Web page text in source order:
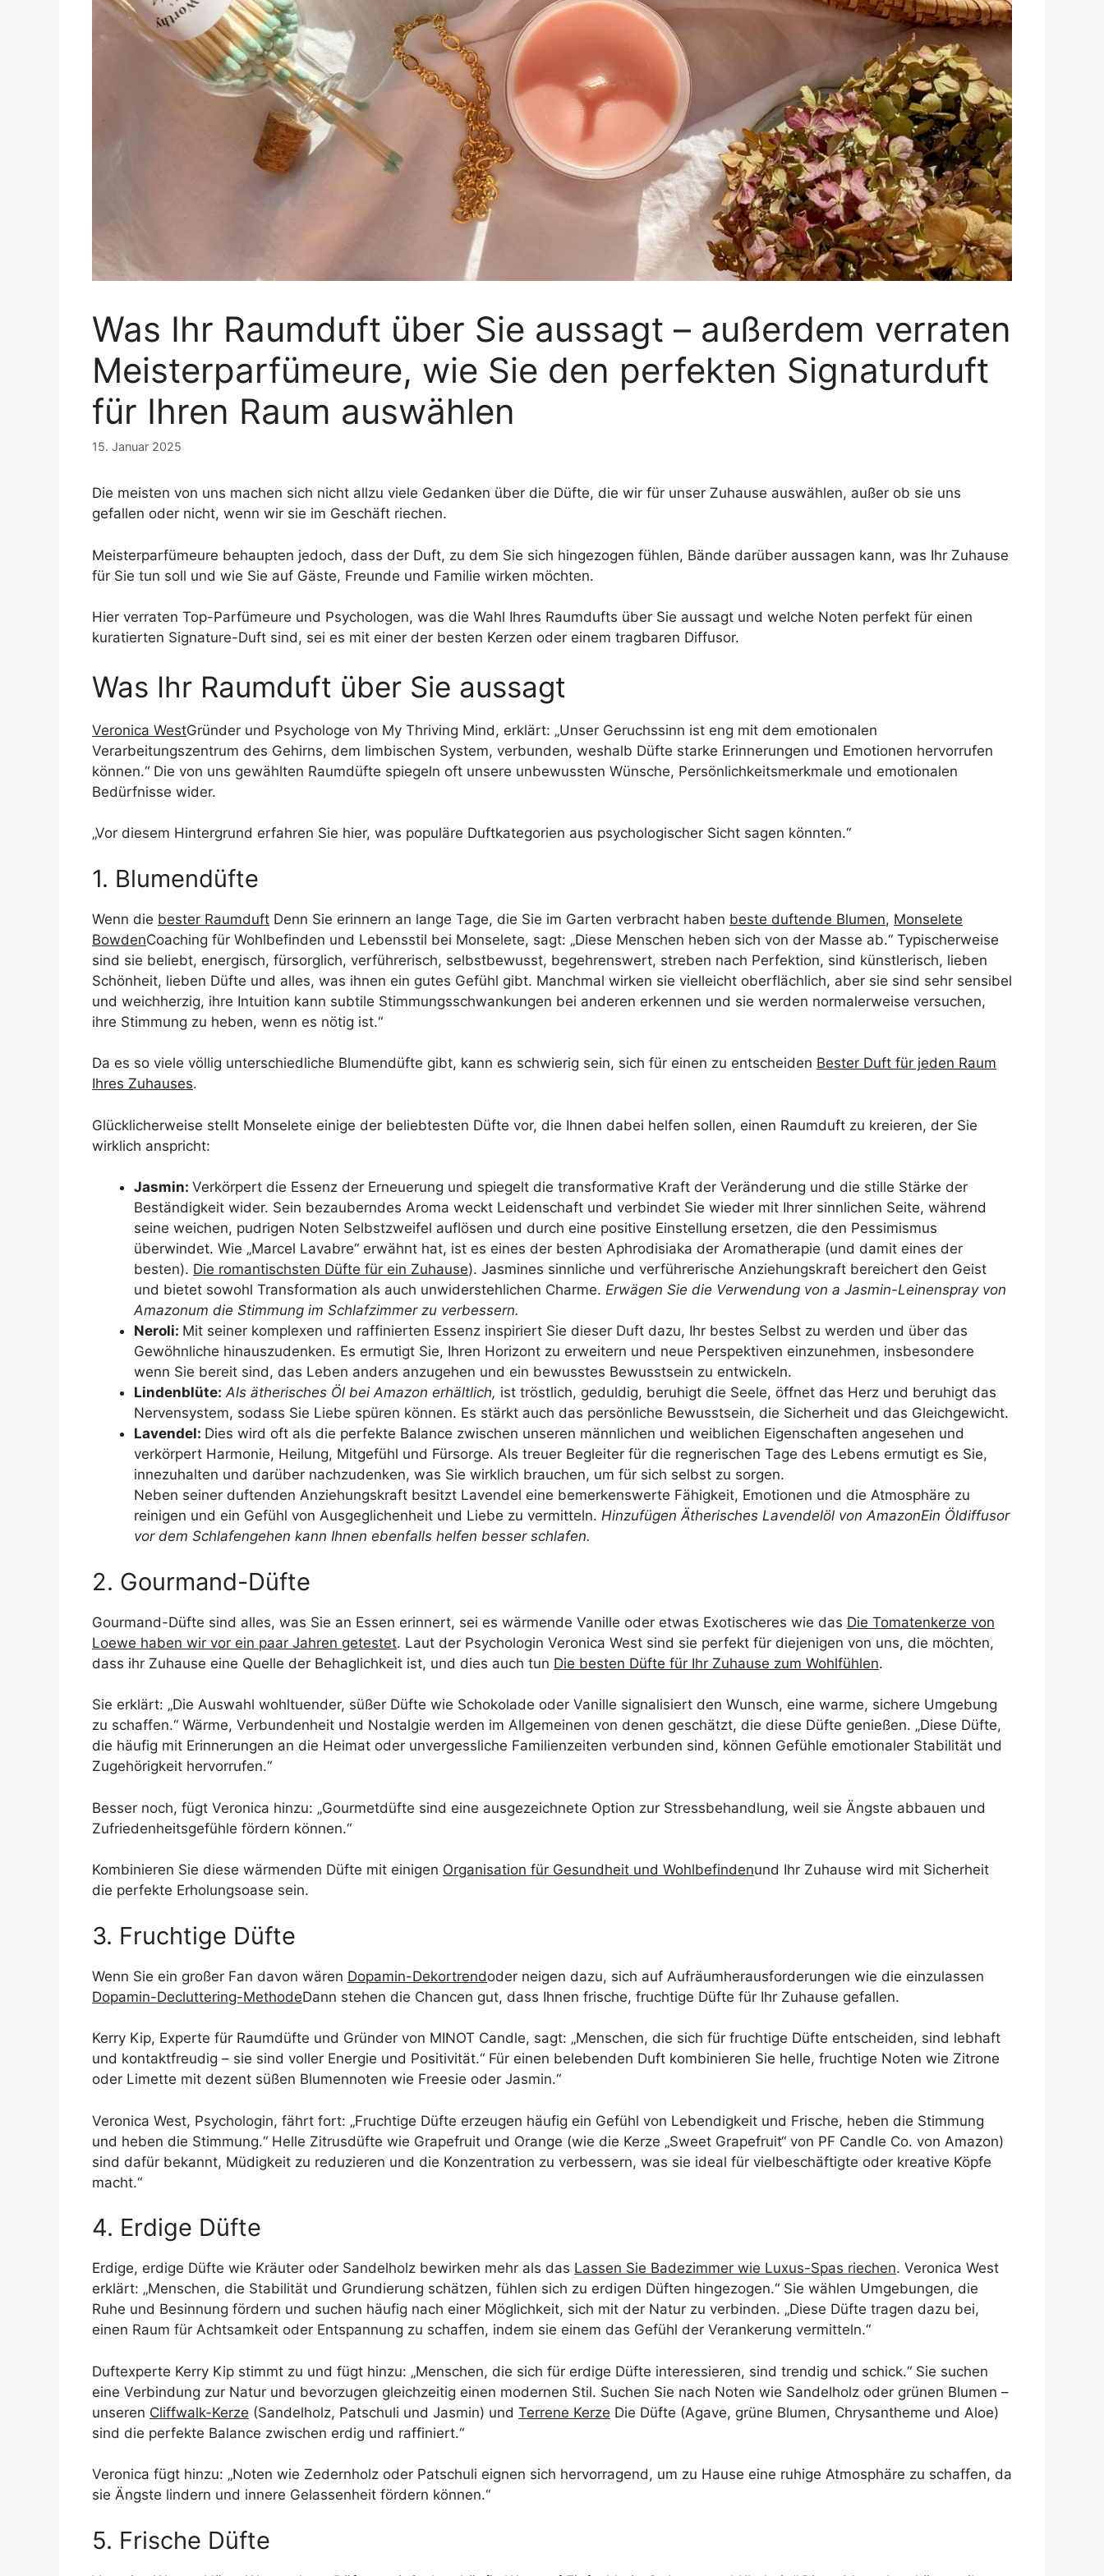
Was Ihr Raumduft über Sie aussagt – außerdem verraten
Meisterparfümeure, wie Sie den perfekten Signaturduft
für Ihren Raum auswählen
15. Januar 2025
Die meisten von uns machen sich nicht allzu viele Gedanken über die Düfte, die wir für unser Zuhause auswählen, außer ob sie uns
gefallen oder nicht, wenn wir sie im Geschäft riechen.
Meisterparfümeure behaupten jedoch, dass der Duft, zu dem Sie sich hingezogen fühlen, Bände darüber aussagen kann, was Ihr Zuhause
für Sie tun soll und wie Sie auf Gäste, Freunde und Familie wirken möchten.
Hier verraten Top-Parfümeure und Psychologen, was die Wahl Ihres Raumdufts über Sie aussagt und welche Noten perfekt für einen
kuratierten Signature-Duft sind, sei es mit einer der besten Kerzen oder einem tragbaren Diffusor.
Was Ihr Raumduft über Sie aussagt
Veronica WestGründer und Psychologe von My Thriving Mind, erklärt: „Unser Geruchssinn ist eng mit dem emotionalen
Verarbeitungszentrum des Gehirns, dem limbischen System, verbunden, weshalb Düfte starke Erinnerungen und Emotionen hervorrufen
können.“ Die von uns gewählten Raumdüfte spiegeln oft unsere unbewussten Wünsche, Persönlichkeitsmerkmale und emotionalen
Bedürfnisse wider.
„Vor diesem Hintergrund erfahren Sie hier, was populäre Duftkategorien aus psychologischer Sicht sagen könnten.“
1. Blumendüfte
Wenn die bester Raumduft Denn Sie erinnern an lange Tage, die Sie im Garten verbracht haben beste duftende Blumen, Monselete
BowdenCoaching für Wohlbefinden und Lebensstil bei Monselete, sagt: „Diese Menschen heben sich von der Masse ab.“ Typischerweise
sind sie beliebt, energisch, fürsorglich, verführerisch, selbstbewusst, begehrenswert, streben nach Perfektion, sind künstlerisch, lieben
Schönheit, lieben Düfte und alles, was ihnen ein gutes Gefühl gibt. Manchmal wirken sie vielleicht oberflächlich, aber sie sind sehr sensibel
und weichherzig, ihre Intuition kann subtile Stimmungsschwankungen bei anderen erkennen und sie werden normalerweise versuchen,
ihre Stimmung zu heben, wenn es nötig ist.“
Da es so viele völlig unterschiedliche Blumendüfte gibt, kann es schwierig sein, sich für einen zu entscheiden Bester Duft für jeden Raum
Ihres Zuhauses.
Glücklicherweise stellt Monselete einige der beliebtesten Düfte vor, die Ihnen dabei helfen sollen, einen Raumduft zu kreieren, der Sie
wirklich anspricht:
Jasmin: Verkörpert die Essenz der Erneuerung und spiegelt die transformative Kraft der Veränderung und die stille Stärke der
Beständigkeit wider. Sein bezauberndes Aroma weckt Leidenschaft und verbindet Sie wieder mit Ihrer sinnlichen Seite, während
seine weichen, pudrigen Noten Selbstzweifel auflösen und durch eine positive Einstellung ersetzen, die den Pessimismus
überwindet. Wie „Marcel Lavabre“ erwähnt hat, ist es eines der besten Aphrodisiaka der Aromatherapie (und damit eines der
besten). Die romantischsten Düfte für ein Zuhause). Jasmines sinnliche und verführerische Anziehungskraft bereichert den Geist
und bietet sowohl Transformation als auch unwiderstehlichen Charme. Erwägen Sie die Verwendung von a Jasmin-Leinenspray von
Amazonum die Stimmung im Schlafzimmer zu verbessern.
Neroli: Mit seiner komplexen und raffinierten Essenz inspiriert Sie dieser Duft dazu, Ihr bestes Selbst zu werden und über das
Gewöhnliche hinauszudenken. Es ermutigt Sie, Ihren Horizont zu erweitern und neue Perspektiven einzunehmen, insbesondere
wenn Sie bereit sind, das Leben anders anzugehen und ein bewusstes Bewusstsein zu entwickeln.
Lindenblüte: Als ätherisches Öl bei Amazon erhältlich, ist tröstlich, geduldig, beruhigt die Seele, öffnet das Herz und beruhigt das
Nervensystem, sodass Sie Liebe spüren können. Es stärkt auch das persönliche Bewusstsein, die Sicherheit und das Gleichgewicht.
Lavendel: Dies wird oft als die perfekte Balance zwischen unseren männlichen und weiblichen Eigenschaften angesehen und
verkörpert Harmonie, Heilung, Mitgefühl und Fürsorge. Als treuer Begleiter für die regnerischen Tage des Lebens ermutigt es Sie,
innezuhalten und darüber nachzudenken, was Sie wirklich brauchen, um für sich selbst zu sorgen.
Neben seiner duftenden Anziehungskraft besitzt Lavendel eine bemerkenswerte Fähigkeit, Emotionen und die Atmosphäre zu
reinigen und ein Gefühl von Ausgeglichenheit und Liebe zu vermitteln. HinzufügenÄtherisches Lavendelöl von AmazonEin Öldiffusor
vor dem Schlafengehen kann Ihnen ebenfalls helfen besser schlafen.
2. Gourmand-Düfte
Gourmand-Düfte sind alles, was Sie an Essen erinnert, sei es wärmende Vanille oder etwas Exotischeres wie das Die Tomatenkerze von
Loewe haben wir vor ein paar Jahren getestet. Laut der Psychologin Veronica West sind sie perfekt für diejenigen von uns, die möchten,
dass ihr Zuhause eine Quelle der Behaglichkeit ist, und dies auch tun Die besten Düfte für Ihr Zuhause zum Wohlfühlen.
Sie erklärt: „Die Auswahl wohltuender, süßer Düfte wie Schokolade oder Vanille signalisiert den Wunsch, eine warme, sichere Umgebung
zu schaffen.“ Wärme, Verbundenheit und Nostalgie werden im Allgemeinen von denen geschätzt, die diese Düfte genießen. „Diese Düfte,
die häufig mit Erinnerungen an die Heimat oder unvergessliche Familienzeiten verbunden sind, können Gefühle emotionaler Stabilität und
Zugehörigkeit hervorrufen.“
Besser noch, fügt Veronica hinzu: „Gourmetdüfte sind eine ausgezeichnete Option zur Stressbehandlung, weil sie Ängste abbauen und
Zufriedenheitsgefühle fördern können.“
Kombinieren Sie diese wärmenden Düfte mit einigen Organisation für Gesundheit und Wohlbefindenund Ihr Zuhause wird mit Sicherheit
die perfekte Erholungsoase sein.
3. Fruchtige Düfte
Wenn Sie ein großer Fan davon wären Dopamin-Dekortrendoder neigen dazu, sich auf Aufräumherausforderungen wie die einzulassen
Dopamin-Decluttering-MethodeDann stehen die Chancen gut, dass Ihnen frische, fruchtige Düfte für Ihr Zuhause gefallen.
Kerry Kip, Experte für Raumdüfte und Gründer von MINOT Candle, sagt: „Menschen, die sich für fruchtige Düfte entscheiden, sind lebhaft
und kontaktfreudig – sie sind voller Energie und Positivität.“ Für einen belebenden Duft kombinieren Sie helle, fruchtige Noten wie Zitrone
oder Limette mit dezent süßen Blumennoten wie Freesie oder Jasmin.“
Veronica West, Psychologin, fährt fort: „Fruchtige Düfte erzeugen häufig ein Gefühl von Lebendigkeit und Frische, heben die Stimmung
und heben die Stimmung.“ Helle Zitrusdüfte wie Grapefruit und Orange (wie die Kerze „Sweet Grapefruit“ von PF Candle Co. von Amazon)
sind dafür bekannt, Müdigkeit zu reduzieren und die Konzentration zu verbessern, was sie ideal für vielbeschäftigte oder kreative Köpfe
macht.“
4. Erdige Düfte
Erdige, erdige Düfte wie Kräuter oder Sandelholz bewirken mehr als das Lassen Sie Badezimmer wie Luxus-Spas riechen. Veronica West
erklärt: „Menschen, die Stabilität und Grundierung schätzen, fühlen sich zu erdigen Düften hingezogen.“ Sie wählen Umgebungen, die
Ruhe und Besinnung fördern und suchen häufig nach einer Möglichkeit, sich mit der Natur zu verbinden. „Diese Düfte tragen dazu bei,
einen Raum für Achtsamkeit oder Entspannung zu schaffen, indem sie einem das Gefühl der Verankerung vermitteln.“
Duftexperte Kerry Kip stimmt zu und fügt hinzu: „Menschen, die sich für erdige Düfte interessieren, sind trendig und schick.“ Sie suchen
eine Verbindung zur Natur und bevorzugen gleichzeitig einen modernen Stil. Suchen Sie nach Noten wie Sandelholz oder grünen Blumen –
unseren Cliffwalk-Kerze (Sandelholz, Patschuli und Jasmin) und Terrene Kerze Die Düfte (Agave, grüne Blumen, Chrysantheme und Aloe)
sind die perfekte Balance zwischen erdig und raffiniert.“
Veronica fügt hinzu: „Noten wie Zedernholz oder Patschuli eignen sich hervorragend, um zu Hause eine ruhige Atmosphäre zu schaffen, da
sie Ängste lindern und innere Gelassenheit fördern können.“
5. Frische Düfte